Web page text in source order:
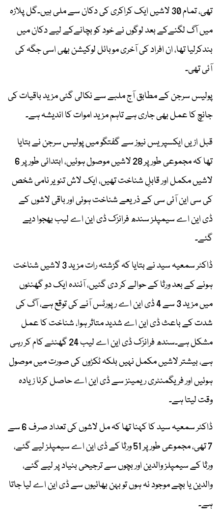
تھی، تمام 30 لاشیں ایک کراکری کی دکان سے ملی ہیں۔گل پلازہ
میں آگ لگنےکے بعد لوگوں نے خود کو بچانےکے لیے دکان میں
بندکرلیا تھا، ان افراد کی آخری موبائل لوکیشن بھی اسی جگہ کی
آئی تھی۔
پولیس سرجن کے مطابق آج ملبے سے نکالی گئی مزید باقیات کی
جانچ کا عمل بھی جاری ہے تاہم مزید اموات کا اندیشہ ہے۔
قبل ازیں ایکسپریس نیوز سے گفتگو میں پولیس سرجن نے بتایا
تھا کہ مجموعی طور پر 28 لاشیں موصول ہوئیں، ابتدائی طور پر 6
لاشیں مکمل اور قابلِ شناخت تھیں، ایک لاش تنویر نامی شخص
کی سی این آئی سی کے ذریعے شناخت ہوئی اور باقی لاشوں کے
ڈی این اے سیمپلز سندھ فرانزک ڈی این اے لیب بھجوا دیے
گئے۔
ڈاکٹر سمعیہ سید نے بتایا کہ گزشتہ رات مزید 3 لاشیں شناخت
ہونے کے بعد ورثا کے حوالے کر دی گئیں، آئندہ ایک دو گھنٹوں
میں مزید 3 سے 4 ڈی این اے رپورٹس آنے کی توقع ہے، آگ کی
شدت کے باعث ڈی این اے شدید متاثر ہوا، شناخت کا عمل
مشکل ہے۔سندھ فرانزک ڈی این اے لیب 24 گھنٹے کام کر رہی
ہے، بیشتر لاشیں مکمل نہیں بلکہ ٹکڑوں کی صورت میں موصول
ہوئیں اور فریگمنٹری ریمینز سے ڈی این اے حاصل کرنا زیادہ
وقت لیتا ہے۔
ڈاکٹر سمعیہ سید کا کہنا تھا کہ مل لاشوں کی تعداد صرف 6 سے
7 تھی، مجموعی طور پر 51 ورثا کے ڈی این اے سیمپلز لیے گئے،
ورثا کے سیمپلز والدین اور بچوں سے ترجیحی بنیاد پر لیے گئے،
والدین یا بچے موجود نہ ہوں تو بہن بھائیوں سے ڈی این اے لیا جاتا
ہے۔